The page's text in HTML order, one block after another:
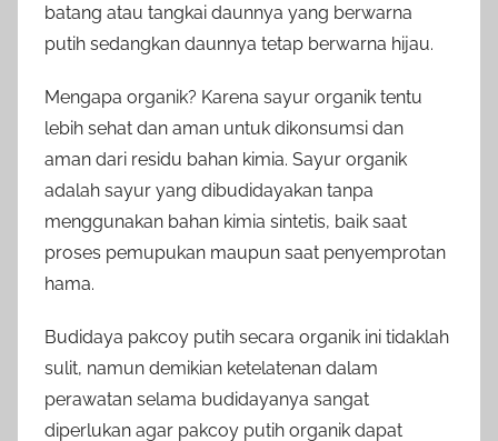
batang atau tangkai daunnya yang berwarna
putih sedangkan daunnya tetap berwarna hijau.
Mengapa organik? Karena sayur organik tentu
lebih sehat dan aman untuk dikonsumsi dan
aman dari residu bahan kimia. Sayur organik
adalah sayur yang dibudidayakan tanpa
menggunakan bahan kimia sintetis, baik saat
proses pemupukan maupun saat penyemprotan
hama.
Budidaya pakcoy putih secara organik ini tidaklah
sulit, namun demikian ketelatenan dalam
perawatan selama budidayanya sangat
diperlukan agar pakcoy putih organik dapat